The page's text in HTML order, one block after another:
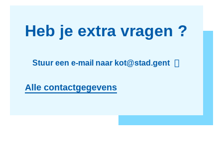
Heb je extra vragen ?
Stuur een e-mail naar kot@stad.gent
Alle contactgegevens